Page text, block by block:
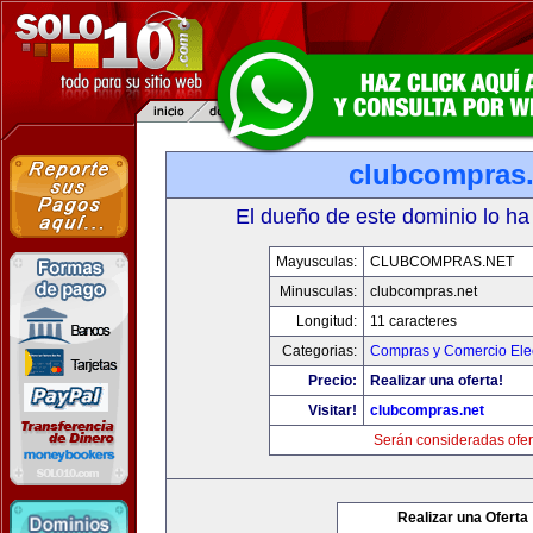
El dueño de este dominio lo
Mayusculas:
CLUBCOMPRAS.NET
Minusculas:
clubcompras.net
Longitud:
11 caracteres
Categorias:
Compras y Comercio
Precio:
Realizar una oferta!
Visitar!
clubcompras.net
Serán consideradas
Realizar una Oferta